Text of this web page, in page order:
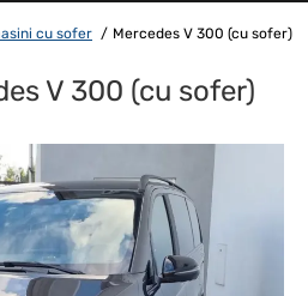
cu sofer Mercedes V 300 (cu sofer)
V 300 (cu sofer)